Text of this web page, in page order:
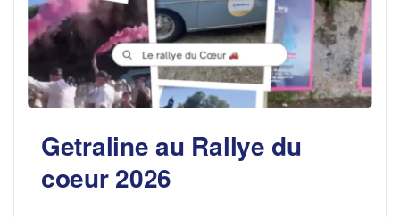
Getraline au Rallye du
coeur 2026